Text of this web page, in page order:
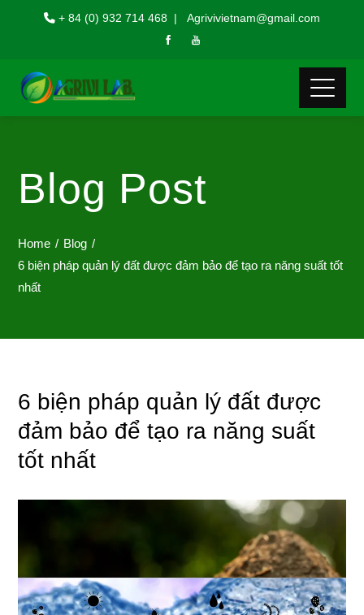
+ 84 (0) 932 714 468 | Agrivivietnam@gmail.com
Blog Post
Home
Blog
6 biện pháp quản lý đất được đảm bảo để tạo ra năng suất tốt
nhất
6 biện pháp quản lý đất được
đảm bảo để tạo ra năng suất
tốt nhất